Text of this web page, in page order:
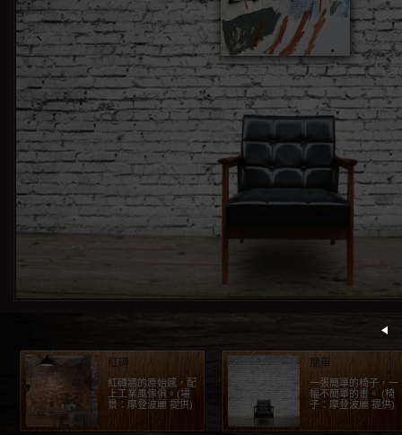
紅磚
紅磚牆的原始感，配
上工業風傢俱。(場
景：摩登波麗 提供)
簡單
一張簡單的椅子，一
幅不簡單的畫。 (椅
子：摩登波麗 提供)